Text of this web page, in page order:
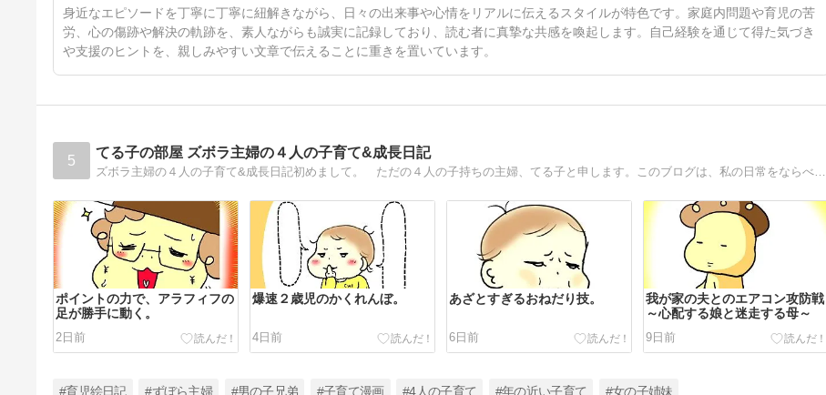
4日前
身近なエピソードを丁寧に丁寧に紐解きながら、日々の出来事や心情をリアルに伝えるスタイルが特色です。家庭内問題や育児の苦
労、心の傷跡や解決の軌跡を、素人ながらも誠実に記録しており、読む者に真摯な共感を喚起します。自己経験を通じて得た気づき
や支援のヒントを、親しみやすい文章で伝えることに重きを置いています。
5 てる子の部屋 ズボラ主婦の４人の子育て&成長日記
ズボラ主婦の４人の子育て&成長日記初めまして。 ただの４人の子持ちの主婦、てる子と申します。このブログは、私の日常をならべています。少しでもクスリッと笑ってもらえたり、「あるある〜！」と思えてもらえたらこれ幸いです。
ポイントの力で、アラフィフの
足が勝手に動く。
2日前
爆速２歳児のかくれんぼ。
4日前
あざとすぎるおねだり技。
6日前
我が家の夫とのエアコン攻防戦
～心配する娘と迷走する母～
9日前
#育児絵日記 #ずぼら主婦 #男の子兄弟 #子育て漫画 #4人の子育て #年の近い子育て #女の子姉妹